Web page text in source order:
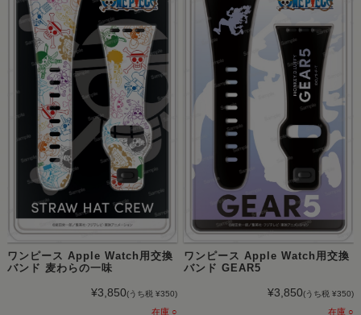
ワンピース Apple Watch用交換
バンド 麦わらの一味
¥3,850(うち税 ¥350)
在庫 ○
ワンピース Apple Watch用交換
バンド GEAR5
¥3,850(うち税 ¥350)
在庫 ○